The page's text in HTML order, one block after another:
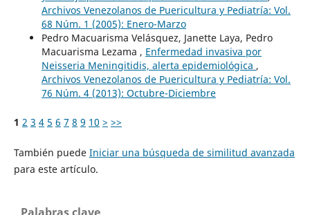
Archivos Venezolanos de Puericultura y Pediatría: Vol.
68 Núm. 1 (2005): Enero-Marzo
Pedro Macuarisma Velásquez, Janette Laya, Pedro
Macuarisma Lezama , Enfermedad invasiva por
Neisseria Meningitidis, alerta epidemiológica ,
Archivos Venezolanos de Puericultura y Pediatría: Vol.
76 Núm. 4 (2013): Octubre-Diciembre
1 2 3 4 5 6 7 8 9 10 > >>
También puede Iniciar una búsqueda de similitud avanzada
para este artículo.